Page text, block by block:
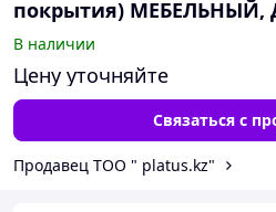
покрытия)
В наличии
Цену уточняйте
Связаться с
Продавец ТОО " platus.kz"